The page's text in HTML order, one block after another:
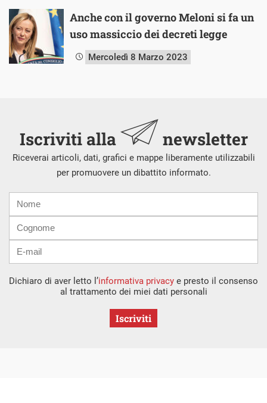
Anche con il governo Meloni si fa un
uso massiccio dei decreti legge
Mercoledì 8 Marzo 2023
Iscriviti alla newsletter
Riceverai articoli, dati, grafici e mappe liberamente utilizzabili
per promuovere un dibattito informato.
mail
Dichiaro di aver letto l’informativa privacy e presto il consenso
al trattamento dei miei dati personali
Iscriviti